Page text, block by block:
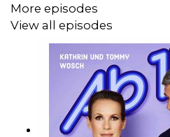
More episodes
View all episodes